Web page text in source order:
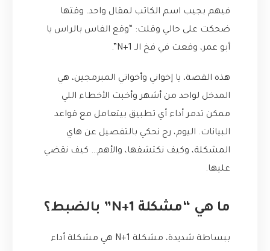
فيهم بجيب اسم الكاتب لمقال واحد. وقتها
ضحكت على حالي وقلت: “وقع الفاس بالراس يا
أبو عمر، وقعت في فخ الـ N+1”.
هذه القصة، يا إخواني وأخواتي المبرمجين، هي
المدخل لواحد من أشهر وأخبث الأخطاء اللي
ممكن تدمر أداء أي تطبيق بيتعامل مع قواعد
البيانات. اليوم، رح نحكي بالتفصيل عن هاي
المشكلة، وكيف نكتشفها، والأهم… كيف نقضي
عليها.
ما هي “مشكلة N+1” بالضبط؟
ببساطة شديدة، مشكلة N+1 هي مشكلة أداء